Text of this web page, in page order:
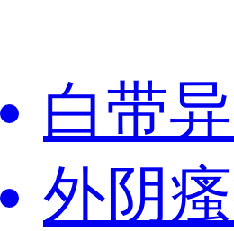
白带
外阴